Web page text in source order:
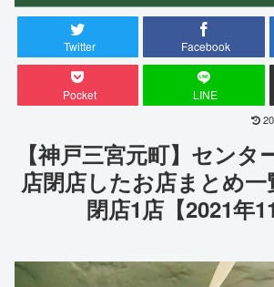
Twitter Facebook
Pocket LINE
【神戸三宮元町】センタ
店閉店したお店まとめ一
閉店1店【2021年